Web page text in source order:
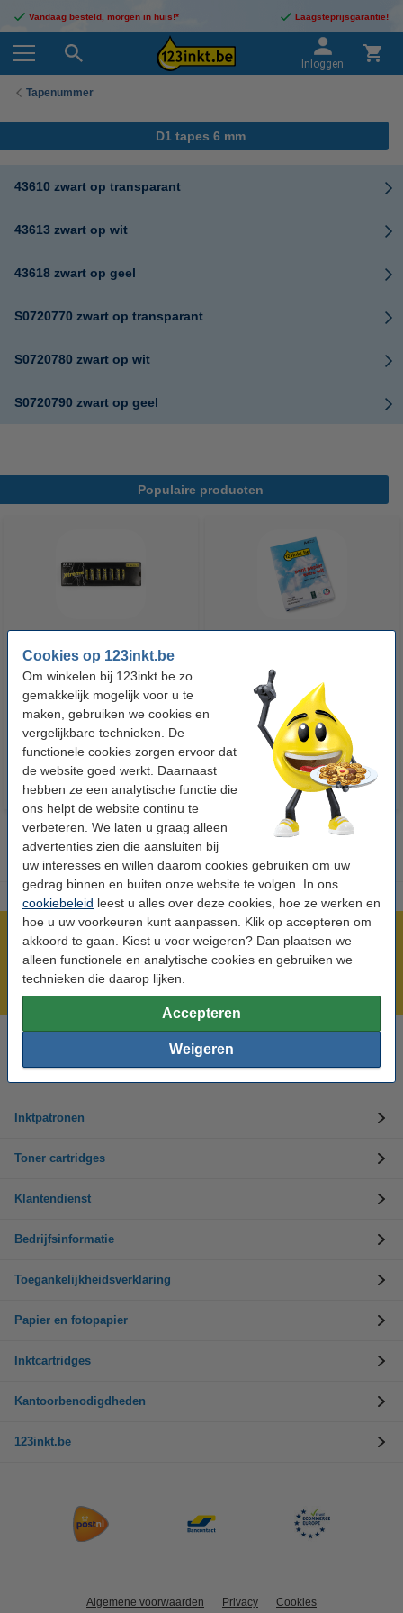
Cookies op 123inkt.be
Om winkelen bij 123inkt.be zo
gemakkelijk mogelijk voor u te
maken, gebruiken we cookies en
vergelijkbare technieken. De
functionele cookies zorgen ervoor dat
de website goed werkt. Daarnaast
hebben ze een analytische functie die
ons helpt de website continu te
verbeteren. We laten u graag alleen
advertenties zien die aansluiten bij
uw interesses en willen daarom cookies gebruiken om uw
gedrag binnen en buiten onze website te volgen. In ons
cookiebeleid leest u alles over deze cookies, hoe ze werken en
hoe u uw voorkeuren kunt aanpassen. Klik op accepteren om
akkoord te gaan. Kiest u voor weigeren? Dan plaatsen we
alleen functionele en analytische cookies en gebruiken we
technieken die daarop lijken.
Accepteren
Weigeren
Vandaag besteld, morgen in huis!* Laagsteprijsgarantie!
Inloggen
Tapenummer
D1 tapes 6 mm
43610 zwart op transparant
43613 zwart op wit
43618 zwart op geel
S0720770 zwart op transparant
S0720780 zwart op wit
S0720790 zwart op geel
Populaire producten
123accu Xtreme Power MN1500
Penlite AA batterij 24 stuks
€ 14,95
500 vellen A4 - 80 g/m²
€ 7,25 Incl. 21% btw
Meer dan 5 miljoen klanten!
Voor 22.00 uur besteld, morgen in huis!
Laagsteprijsgarantie!
Hulp nodig? Bel ons op +32 (0)9 39 64 123
Inktpatronen
Toner cartridges
Klantendienst
Bedrijfsinformatie
Toegankelijkheidsverklaring
Papier en fotopapier
Inktcartridges
Kantoorbenodigdheden
123inkt.be
Algemene voorwaarden Privacy Cookies